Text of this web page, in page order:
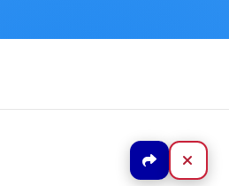
Jaa